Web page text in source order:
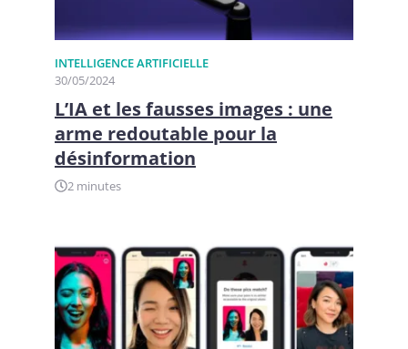
INTELLIGENCE ARTIFICIELLE
30/05/2024
L’IA et les fausses images : une
arme redoutable pour la
désinformation
2 minutes